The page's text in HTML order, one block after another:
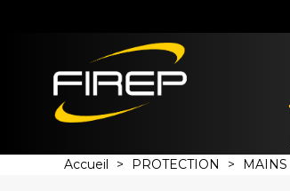
Accueil > PROTECTION > MAINS